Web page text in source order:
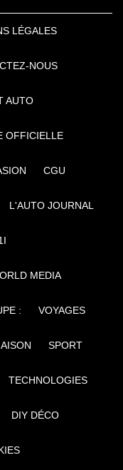
LÉGALES
NOUS
AUTO
OFFICIELLE
CGU
L'AUTO JOURNAL
MEDIA
: VOYAGES
SPORT
TECHNOLOGIES
DIY DÉCO